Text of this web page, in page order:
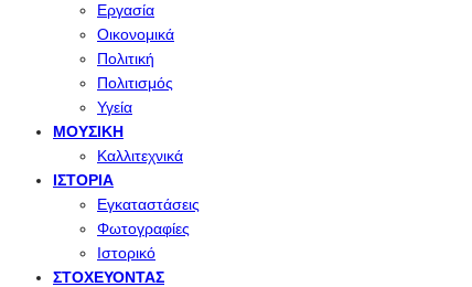
Εργασία
Οικονομικά
Πολιτική
Πολιτισμός
Υγεία
ΜΟΥΣΙΚΉ
Καλλιτεχνικά
ΙΣΤΟΡΊΑ
Εγκαταστάσεις
Φωτογραφίες
Ιστορικό
ΣΤΟΧΕΎΟΝΤΑΣ